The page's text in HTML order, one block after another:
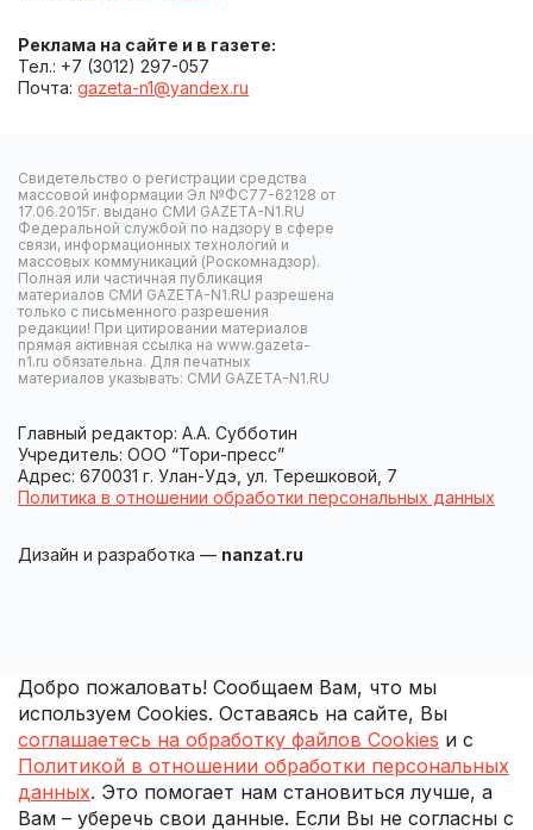
Реклама на сайте и в газете:
Тел.: +7 (3012) 297-057
Почта: gazeta-n1@yandex.ru
Свидетельство о регистрации средства
массовой информации Эл №ФС77-62128 от
17.06.2015г. выдано СМИ GAZETA-N1.RU
Федеральной службой по надзору в сфере
связи, информационных технологий и
массовых коммуникаций (Роскомнадзор).
Полная или частичная публикация
материалов СМИ GAZETA-N1.RU разрешена
только с письменного разрешения
редакции! При цитировании материалов
прямая активная ссылка на www.gazeta-
n1.ru обязательна. Для печатных
материалов указывать: СМИ GAZETA-N1.RU
Главный редактор: А.А. Субботин
Учредитель: ООО “Тори-пресс”
Адрес: 670031 г. Улан-Удэ, ул. Терешковой, 7
Политика в отношении обработки персональных данных
Дизайн и разработка — nanzat.ru
Добро пожаловать! Сообщаем Вам, что мы
используем Cookies. Оставаясь на сайте, Вы
соглашаетесь на обработку файлов Cookies и с
Политикой в отношении обработки персональных
данных. Это помогает нам становиться лучше, а
Вам – уберечь свои данные. Если Вы не согласны с